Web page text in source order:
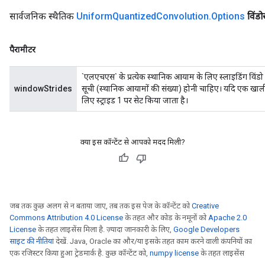
सार्वजनिक स्थैतिक UniformQuantizedConvolution.Options
पैरामीटर
windowStrides
`एलएचएस` के प्रत्येक स्थानिक आयाम के लिए स्लाइडिंग
सूची (स्थानिक आयामों की संख्या) होनी चाहिए। यदि एक
लिए स्ट्राइड 1 पर सेट किया जाता है।
क्या इस कॉन्टेंट से आपको मदद मिली?
जब तक कुछ अलग से न बताया जाए, तब तक इस पेज के कॉन्टेंट कोCreative
Commons Attribution 4.0 License के तहत और कोड के नमूनों कोApache 2.0
License के तहत लाइसेंस मिला है. ज़्यादा जानकारी के लिए, Google Developers
साइट की नीतियांदेखें. Java, Oracle का और/या इसके तहत काम करने वाली कंपनियों का
एक रजिस्टर किया हुआ ट्रेडमार्क है. कुछ कॉन्टेंट को, numpy license के तहत लाइसेंस